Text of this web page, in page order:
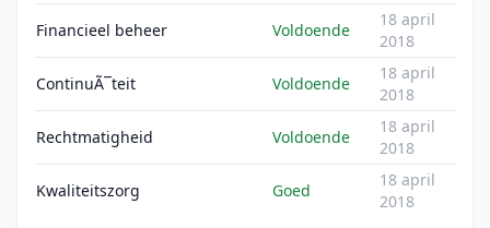
Financieel beheer Voldoende
18 april
2018
ContinuÃ¯teit Voldoende
18 april
2018
Rechtmatigheid Voldoende
18 april
2018
Kwaliteitszorg Goed
18 april
2018